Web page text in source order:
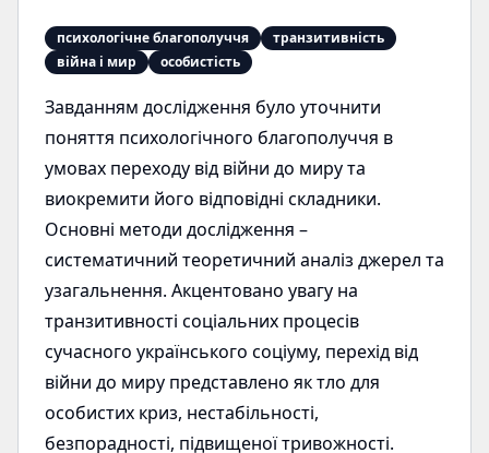
психологічне благополуччя
транзитивність
війна і мир
особистість
Завданням дослідження було уточнити
поняття психологічного благополуччя в
умовах переходу від війни до миру та
виокремити його відповідні складники.
Основні методи дослідження –
систематичний теоретичний аналіз джерел та
узагальнення. Акцентовано увагу на
транзитивності соціальних процесів
сучасного українського соціуму, перехід від
війни до миру представлено як тло для
особистих криз, нестабільності,
безпорадності, підвищеної тривожності.